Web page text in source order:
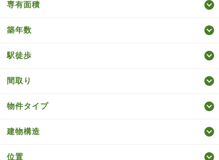
専有面積
築年数
駅徒歩
間取り
物件タイプ
建物構造
位置